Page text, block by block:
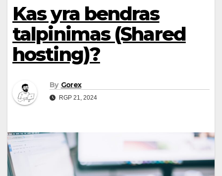
Kas yra bendras
talpinimas (Shared
hosting)?
By Gorex
RGP 21, 2024